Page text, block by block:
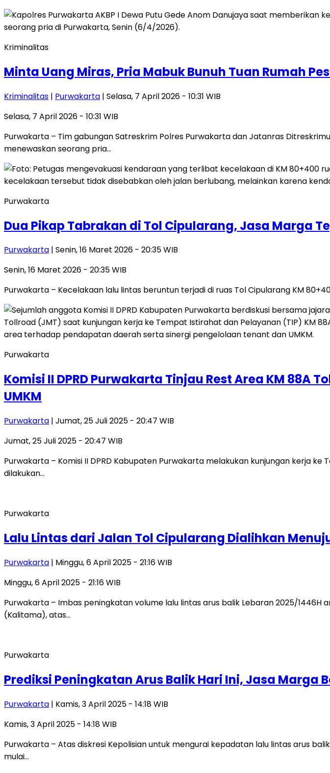
Kriminalitas
Minta Uang Miras, Pria Mabuk Bunuh Tuan Rumah
Kriminalitas | Purwakarta | Selasa, 7 April 2026 - 10:31 WIB
Selasa, 7 April 2026 - 10:31 WIB
Purwakarta – Tim gabungan Satreskrim Polres Purwakarta dan Jatanras
menewaskan seorang pria…
Purwakarta
Dua Pikap Tabrakan di Tol Cipularang, Jasa Marga
Purwakarta | Senin, 16 Maret 2026 - 20:35 WIB
Senin, 16 Maret 2026 - 20:35 WIB
Purwakarta – Kecelakaan lalu lintas beruntun terjadi di ruas Tol Cipularang KM
Purwakarta
Komisi II DPRD Purwakarta Tinjau Rest Area KM
UMKM
Purwakarta | Jumat, 25 Juli 2025 - 20:47 WIB
Jumat, 25 Juli 2025 - 20:47 WIB
Purwakarta – Komisi II DPRD Kabupaten Purwakarta melakukan kunjungan kerja
dilakukan…
Purwakarta
Lalu Lintas dari Jalan Tol Cipularang Dialihkan
Purwakarta | Minggu, 6 April 2025 - 21:16 WIB
Minggu, 6 April 2025 - 21:16 WIB
Purwakarta – Imbas peningkatan volume lalu lintas arus balik Lebaran 2025/
(Kalitama), atas…
Purwakarta
Prediksi Peningkatan Arus Balik Hari Ini, Jasa Marga
Purwakarta | Kamis, 3 April 2025 - 14:18 WIB
Kamis, 3 April 2025 - 14:18 WIB
Purwakarta – Atas diskresi Kepolisian untuk mengurai kepadatan lalu lintas arus
mulai…